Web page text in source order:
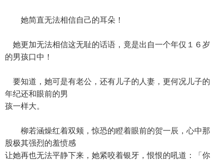
她简直无法相信自己的耳朵！
她更加无法相信这无耻的话语，竟是出自一个年仅１６岁
的男孩口中！
要知道，她可是有老公，还有儿子的人妻，更何况儿子的
年纪还和眼前的男
孩一样大。
柳若涵燥红着双颊，惊恐的瞪着眼前的贺一辰，心中那
股极其强烈的羞愤感
让她再也无法平静下来，她紧咬着银牙，恨恨的吼道：「你